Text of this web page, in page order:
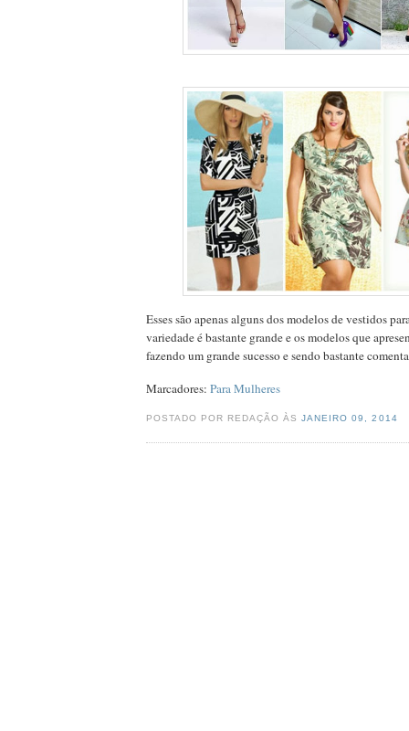
Esses são apenas alguns dos modelos de vestidos
variedade é bastante grande e os modelos que
fazendo um grande sucesso e sendo bastante
Marcadores: Para Mulheres
POSTADO POR REDAÇÃO ÀSJANEIRO 09, 2014